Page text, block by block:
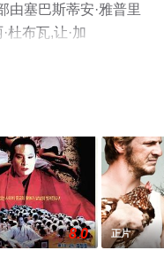
由塞巴斯蒂安·雅普里
杜布瓦,让·加
贝尔纳·维尔莱等演员
就上星辰电影网，
8.0 正片